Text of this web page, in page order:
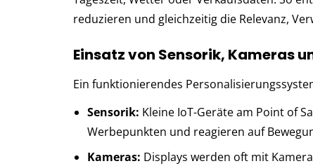
reduzieren und gleichzeitig die Relevanz,
Einsatz von Sensorik, Kameras
Ein funk­tio­nie­ren­des
Sensorik: Klei­ne IoT-Geräte am Point of
Wer­be­punk­ten und reagieren auf
Ka­me­ras: Dis­plays wer­den oft mit